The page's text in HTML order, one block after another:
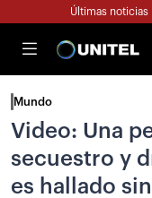
Últimas noticias
Mundo
Video: Una
secuestro y
es hallado